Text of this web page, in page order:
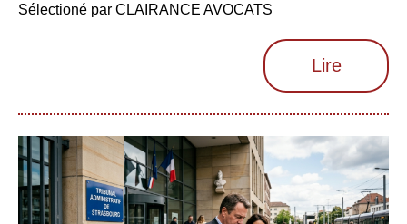
Sélectioné par CLAIRANCE AVOCATS
Lire